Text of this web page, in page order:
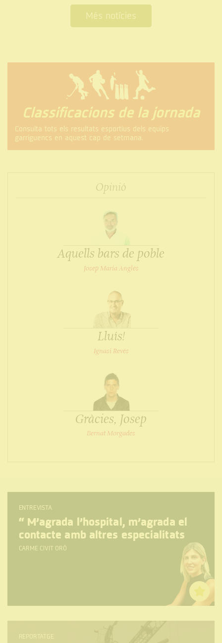
Més notícies
Classificacions de la jornada
Consulta tots els resultats esportius dels equips
garriguencs en aquest cap de setmana.
Opinió
Aquells bars de poble
Josep Maria Anglès
Lluís!
Ignasi Revés
Gràcies, Josep
Bernat Morgades
ENTREVISTA
“ M’agrada l’hospital, m’agrada el
contacte amb altres especialitats
CARME CIVIT ORÓ
REPORTATGE